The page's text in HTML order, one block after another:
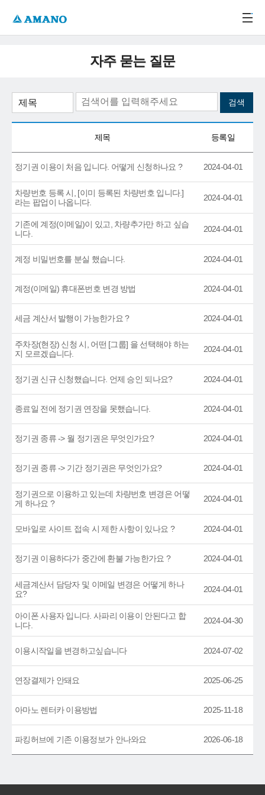
자주 묻는 질문
제목 등록일
정기권 이용이 처음 입니다. 어떻게 신청하나요 ? 2024-04-01
차량번호 등록 시, [이미 등록된 차량번호 입니다.]
라는 팝업이 나옵니다.
2024-04-01
기존에 계정(이메일)이 있고, 차량추가만 하고 싶습
니다.
2024-04-01
계정 비밀번호를 분실 했습니다. 2024-04-01
계정(이메일) 휴대폰번호 변경 방법 2024-04-01
세금 계산서 발행이 가능한가요 ? 2024-04-01
주차장(현장) 신청 시, 어떤 [그룹] 을 선택해야 하는
지 모르겠습니다.
2024-04-01
정기권 신규 신청했습니다. 언제 승인 되나요? 2024-04-01
종료일 전에 정기권 연장을 못했습니다. 2024-04-01
정기권 종류 -> 월 정기권은 무엇인가요? 2024-04-01
정기권 종류 -> 기간 정기권은 무엇인가요? 2024-04-01
정기권으로 이용하고 있는데 차량번호 변경은 어떻
게 하나요 ?
2024-04-01
모바일로 사이트 접속 시 제한 사항이 있나요 ? 2024-04-01
정기권 이용하다가 중간에 환불 가능한가요 ? 2024-04-01
세금계산서 담당자 및 이메일 변경은 어떻게 하나
요?
2024-04-01
아이폰 사용자 입니다. 사파리 이용이 안된다고 합
니다.
2024-04-30
이용시작일을 변경하고싶습니다 2024-07-02
연장결제가 안돼요 2025-06-25
아마노 렌터카 이용방법 2025-11-18
파킹허브에 기존 이용정보가 안나와요 2026-06-18